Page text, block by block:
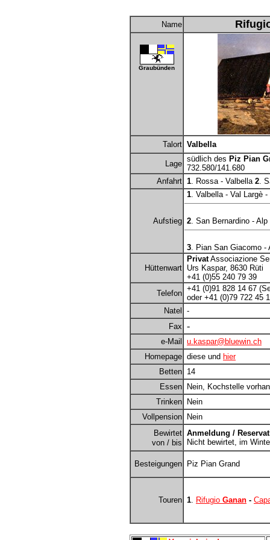
Name
Graubünden
Talort Valbella
Lage
südlich des Piz Pian
732.580/141.680
Anfahrt 1. Rossa - Valbella 2.
Aufstieg
1. Valbella - Val Largè
2. San Bernardino -
3. Pian San Giacomo -
Hüttenwart
PrivatAssociazione
Urs Kaspar, 8630 Rüti
+41 (0)55 240 79 39
Telefon
+41 (0)91 828 14 67
oder +41 (0)79 722 45
Natel
-
Fax -
e-Mail
u.kaspar@bluewin.ch
Homepage diese und hier
Betten 14
Essen
Nein, Kochstelle
Trinken
Nein
Vollpension
Nein
Bewirtet
von / bis
Anmeldung /
Nicht bewirtet, im
Besteigungen Piz Pian Grand
Touren 1. Rifugio Ganan -